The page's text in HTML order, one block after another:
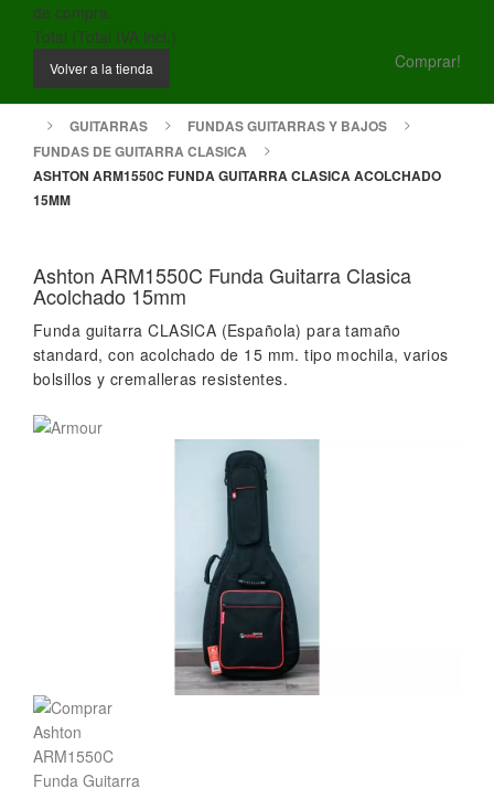
de compra.
Total (Total IVA incl.)
Volver a la tienda Comprar!
GUITARRAS
FUNDAS GUITARRAS Y BAJOS
FUNDAS DE GUITARRA CLASICA
ASHTON ARM1550C FUNDA GUITARRA CLASICA ACOLCHADO
15MM
Ashton ARM1550C Funda Guitarra Clasica
Acolchado 15mm
Funda guitarra CLASICA (Española) para tamaño
standard, con acolchado de 15 mm. tipo mochila, varios
bolsillos y cremalleras resistentes.